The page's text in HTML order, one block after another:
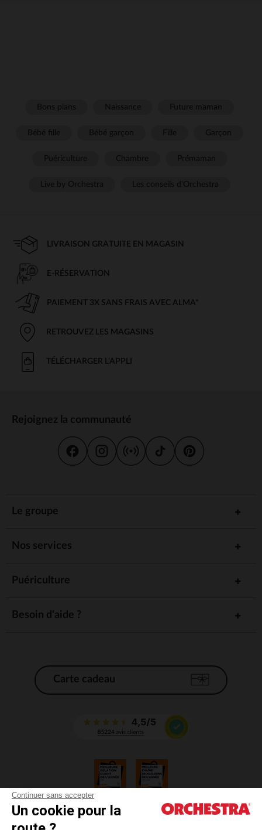
Continuer sans accepter
Un cookie pour la
LIVRAISON GRATUITE EN MAGASIN
E-RÉSERVATION
PAIEMENT 3X SANS FRAIS AVEC ALMA*
RETROUVEZ LES MAGASINS
TÉLÉCHARGER L'APPLI
Rejoignez la communauté
Le groupe
Nos services
Puériculture
Besoin d'aide ?
Carte cadeau